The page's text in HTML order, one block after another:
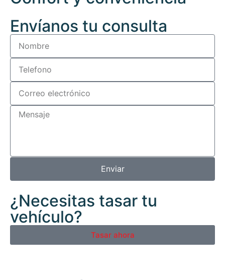
Envíanos tu consulta
Enviar
¿Necesitas tasar tu
vehículo?
Tasar ahora